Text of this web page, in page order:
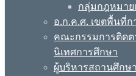
กลุ่มกฎหมาย
อ.ก.ค.ศ. เขตพื้นที่ก
คณะกรรมการติดต
นิเทศการศึกษา
ผู้บริหารสถานศึกษา